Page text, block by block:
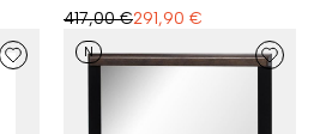
417,00 €291,90 €
N